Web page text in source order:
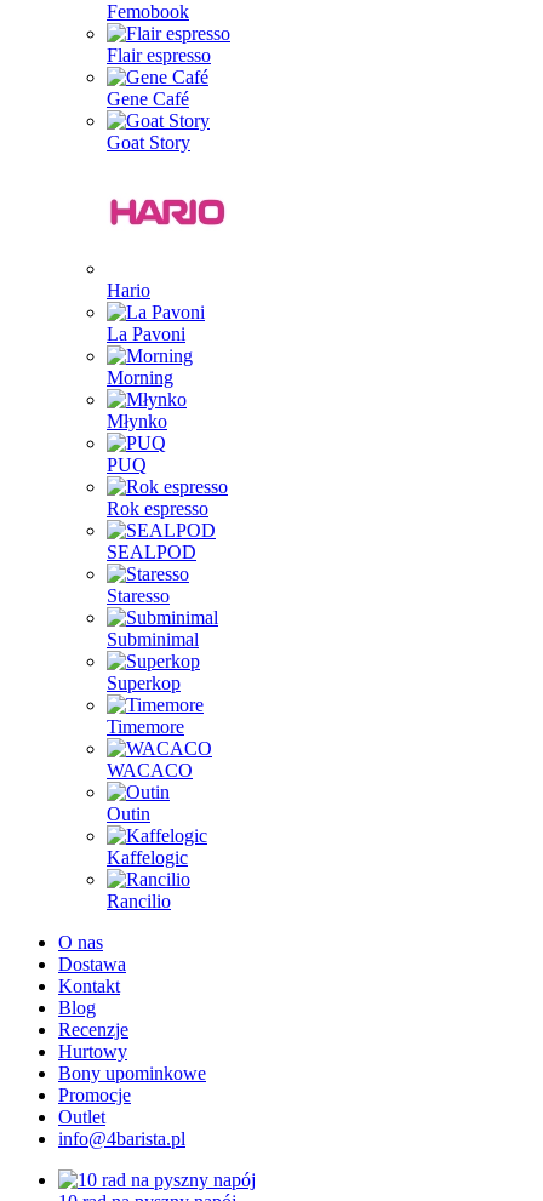
Femobook
Flair espresso
Gene Café
Goat Story
Hario
La Pavoni
Morning
Młynko
PUQ
Rok espresso
SEALPOD
Staresso
Subminimal
Superkop
Timemore
WACACO
Outin
Kaffelogic
Rancilio
O nas
Dostawa
Kontakt
Blog
Recenzje
Hurtowy
Bony upominkowe
Promocje
Outlet
info@4barista.pl